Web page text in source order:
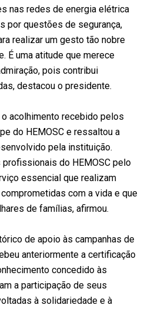
nas redes de energia elétrica
por questões de segurança,
realizar um gesto tão nobre
É uma atitude que merece
pois contribui
destacou o presidente.
acolhimento recebido pelos
do HEMOSC e ressaltou a
pela instituição.
profissionais do HEMOSC pelo
essencial que realizam
com a vida e que
de famílias, afirmou.
de apoio às campanhas de
anteriormente a certificação
concedido às
a participação de seus
à solidariedade e à